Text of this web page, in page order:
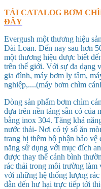
TẢI CATALOG BƠM
ĐÂY
Evergush một thương hiệu
Đài Loan. Đến nay sau hơn
một thương hiệu được biết
trên thế giới. Với sự đa dạng
gia đình, máy bơm ly tâm,
nghiệp,....(máy bơm chìm
Dòng sản phẩm bơm chìm
dựa trên nền tảng sẵn có
bằng inox 304. Tăng khả
nước thải- Nơi có tỷ số ăn
trang bị thêm bộ phận bảo vệ
năng sử dụng với mục đích
được thay thế cánh bình
rác thải trong môi trường
với những hệ thống lượng
dẫn đến hư hại trực tiếp tới